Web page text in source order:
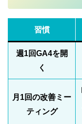
習慣
週1回GA4を開
く
月1回の改善ミー
ティング